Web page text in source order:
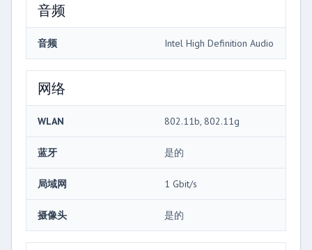
音频
音频 Intel High Definition Audio
网络
WLAN 802.11b, 802.11g
蓝牙 是的
局域网 1 Gbit/s
摄像头 是的